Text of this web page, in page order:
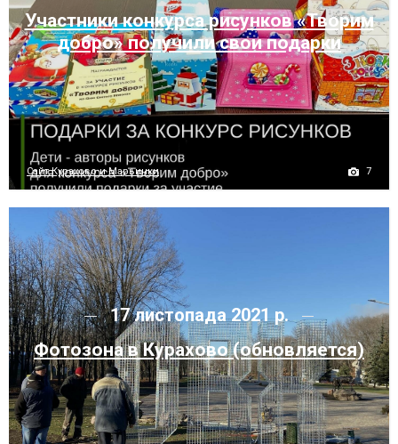
Участники конкурса рисунков «Творим
добро» получили свои подарки
Сайт Курахово и Марьинки 7
17 листопада 2021 р.
Фотозона в Курахово (обновляется)